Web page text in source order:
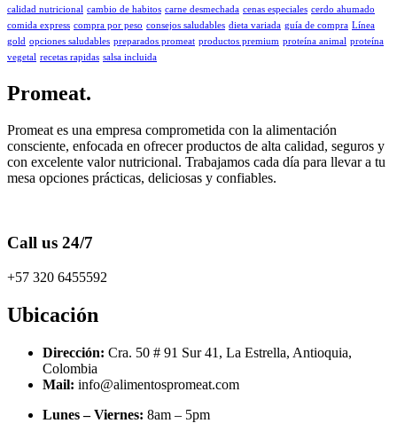
calidad nutricional cambio de habitos carne desmechada cenas especiales cerdo ahumado
comida express compra por peso consejos saludables dieta variada guía de compra Línea
gold opciones saludables preparados promeat productos premium proteína animal proteína
vegetal recetas rapidas salsa incluida
Promeat.
Promeat es una empresa comprometida con la alimentación
consciente, enfocada en ofrecer productos de alta calidad, seguros y
con excelente valor nutricional. Trabajamos cada día para llevar a tu
mesa opciones prácticas, deliciosas y confiables.
Call us 24/7
+57 320 6455592
Ubicación
Dirección: Cra. 50 # 91 Sur 41, La Estrella, Antioquia,
Colombia​
Mail: info@alimentospromeat.com​
Lunes – Viernes: 8am – 5pm